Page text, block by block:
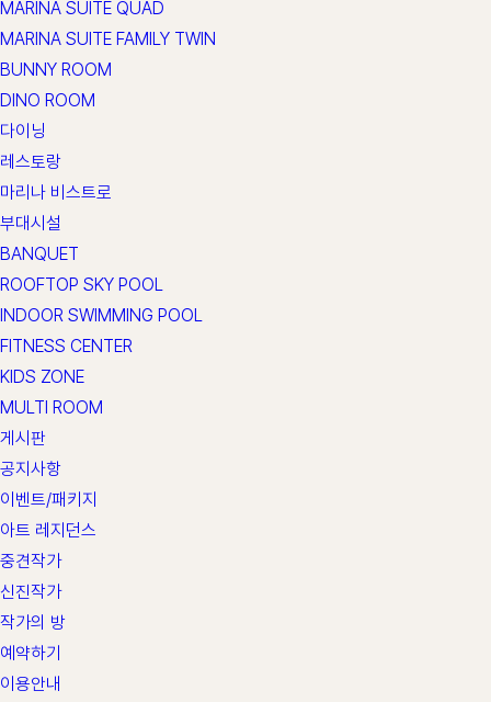
MARINA SUITE QUAD
MARINA SUITE FAMILY TWIN
BUNNY ROOM
DINO ROOM
다이닝
레스토랑
마리나 비스트로
부대시설
BANQUET
ROOFTOP SKY POOL
INDOOR SWIMMING POOL
FITNESS CENTER
KIDS ZONE
MULTI ROOM
게시판
공지사항
이벤트/패키지
아트 레지던스
중견작가
신진작가
작가의 방
예약하기
이용안내